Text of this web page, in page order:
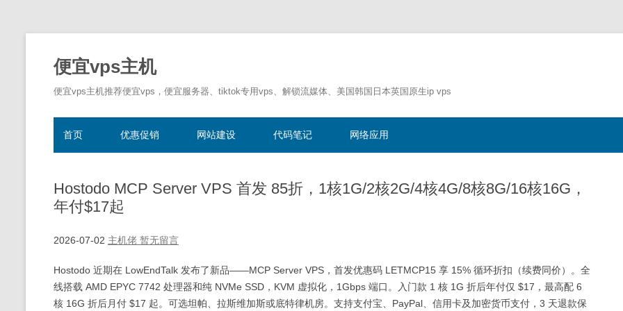
便宜vps主机
便宜vps主机推荐便宜vps，便宜服务器、tiktok专用vps、解锁流媒体、美国韩国日本英国原生ip vps
文
首页 优惠促销 网站建设 代码笔记 网络应用
Hostodo MCP Server VPS 首发 85折，1核1G/2核2G/4核4G/8核8G/16核16G，
年付$17起
2026-07-02 主机佬 暂无留言
Hostodo 近期在 LowEndTalk 发布了新品——MCP Server VPS，首发优惠码 LETMCP15 享 15% 循环折扣（续费同价）。全
线搭载 AMD EPYC 7742 处理器和纯 NVMe SSD，KVM 虚拟化，1Gbps 端口。入门款 1 核 1G 折后年付仅 $17，最高配 6
核 16G 折后月付 $17 起。可选坦帕、拉斯维加斯或底特律机房。支持支付宝、PayPal、信用卡及加密货币支付，3 天退款保